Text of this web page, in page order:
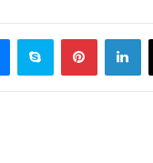
LinkedIn
Pinterest